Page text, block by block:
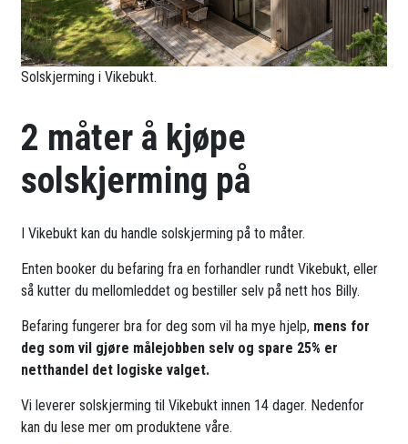
Solskjerming i Vikebukt.
2 måter å kjøpe
solskjerming på
I Vikebukt kan du handle solskjerming på to måter.
Enten booker du befaring fra en forhandler rundt Vikebukt, eller
så kutter du mellomleddet og bestiller selv på nett hos Billy.
Befaring fungerer bra for deg som vil ha mye hjelp, mens for
deg som vil gjøre målejobben selv og spare 25% er
netthandel det logiske valget.
Vi leverer solskjerming til Vikebukt innen 14 dager. Nedenfor
kan du lese mer om produktene våre.